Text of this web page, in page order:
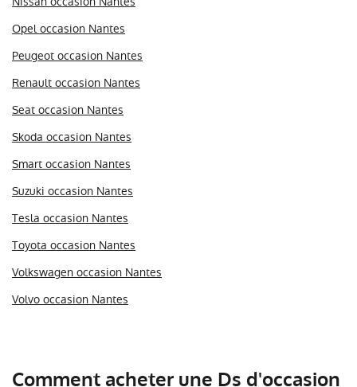
Opel occasion Nantes
Peugeot occasion Nantes
Renault occasion Nantes
Seat occasion Nantes
Skoda occasion Nantes
Smart occasion Nantes
Suzuki occasion Nantes
Tesla occasion Nantes
Toyota occasion Nantes
Volkswagen occasion Nantes
Volvo occasion Nantes
Comment acheter une Ds d'occasion